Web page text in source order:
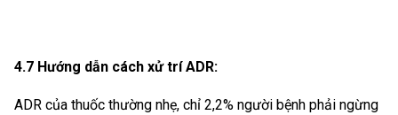
4.7 Hướng dẫn cách xử trí ADR:
ADR của thuốc thường nhẹ, chỉ 2,2% người bệnh phải ngừng